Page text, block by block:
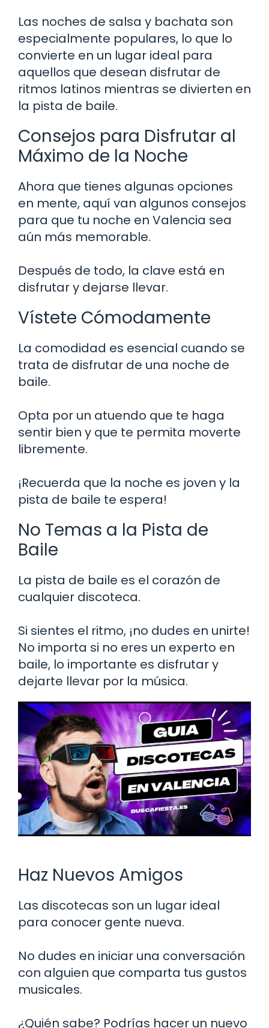
Las noches de salsa y bachata son
especialmente populares, lo que lo
convierte en un lugar ideal para
aquellos que desean disfrutar de
ritmos latinos mientras se divierten en
la pista de baile.
Consejos para Disfrutar al
Máximo de la Noche
Ahora que tienes algunas opciones
en mente, aquí van algunos consejos
para que tu noche en Valencia sea
aún más memorable.
Después de todo, la clave está en
disfrutar y dejarse llevar.
Vístete Cómodamente
La comodidad es esencial cuando se
trata de disfrutar de una noche de
baile.
Opta por un atuendo que te haga
sentir bien y que te permita moverte
libremente.
¡Recuerda que la noche es joven y la
pista de baile te espera!
No Temas a la Pista de
Baile
La pista de baile es el corazón de
cualquier discoteca.
Si sientes el ritmo, ¡no dudes en unirte!
No importa si no eres un experto en
baile, lo importante es disfrutar y
dejarte llevar por la música.
Haz Nuevos Amigos
Las discotecas son un lugar ideal
para conocer gente nueva.
No dudes en iniciar una conversación
con alguien que comparta tus gustos
musicales.
¿Quién sabe? Podrías hacer un nuevo